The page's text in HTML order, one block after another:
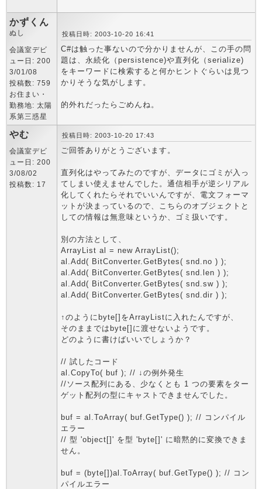
かずくん
ぬし
会議室デビ
ュー日: 200
3/01/08
投稿数: 759
お住まい・
勤務地: 太陽
系第三惑星
投稿日時: 2003-10-20 16:41
C#は触った事ないので分かりませんが、この手の問
題は、永続化（persistence)や直列化（serialize)
をキーワードに検索すると何かヒントぐらいは見つ
かりそうな気がします。
的外れだったらごめんね。
やむ
会議室デビ
ュー日: 200
3/08/02
投稿数: 17
投稿日時: 2003-10-20 17:43
ご回答ありがとうございます。
直列化はやってみたのですが、データにゴミが入っ
てしまい使えませんでした。通信相手が逆シリアル
化してくれたらそれでいいんですが、電文フォーマ
ットが決まっているので、こちらのオブジェクトと
しての情報は無意味というか、ゴミ扱いです。
別の方法として、
ArrayList al = new ArrayList();
al.Add( BitConverter.GetBytes( snd.no ) );
al.Add( BitConverter.GetBytes( snd.len ) );
al.Add( BitConverter.GetBytes( snd.sw ) );
al.Add( BitConverter.GetBytes( snd.dir ) );
↑のようにbyte[]をArrayListに入れたんですが、
そのままではbyte[]に渡せないようです。
どのように書けばいいでしょうか？
// 試したコード
al.CopyTo( buf ); // ↓の例外発生
//ソース配列にある、少なくとも 1 つの要素をター
ゲット配列の型にキャストできませんでした。
buf = al.ToArray( buf.GetType() ); // コンパイル
エラー
// 型 'object[]' を型 'byte[]' に暗黙的に変換できま
せん。
buf = (byte[])al.ToArray( buf.GetType() ); // コン
パイルエラー